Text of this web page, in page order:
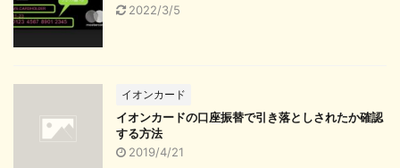
2022/3/5
イオンカード
イオンカードの口座振替で引き落としされたか確認
する方法
2019/4/21